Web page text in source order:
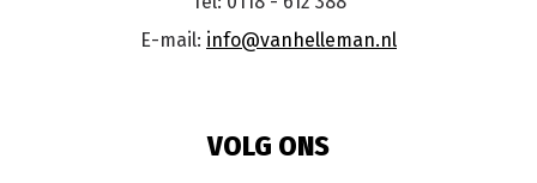
E-mail: info@vanhelleman.nl
VOLG ONS